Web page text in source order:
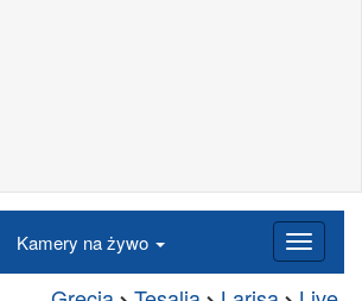
Kamery na żywo